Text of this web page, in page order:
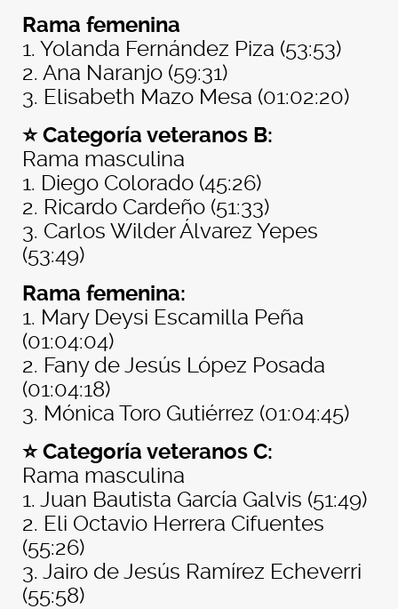
Rama femenina
1. Yolanda Fernández Piza (53:53)
2. Ana Naranjo (59:31)
3. Elisabeth Mazo Mesa (01:02:20)
⭐ Categoría veteranos B:
Rama masculina
1. Diego Colorado (45:26)
2. Ricardo Cardeño (51:33)
3. Carlos Wilder Álvarez Yepes
(53:49)
Rama femenina:
1. Mary Deysi Escamilla Peña
(01:04:04)
2. Fany de Jesús López Posada
(01:04:18)
3. Mónica Toro Gutiérrez (01:04:45)
⭐ Categoría veteranos C:
Rama masculina
1. Juan Bautista García Galvis (51:49)
2. Eli Octavio Herrera Cifuentes
(55:26)
3. Jairo de Jesús Ramírez Echeverri
(55:58)